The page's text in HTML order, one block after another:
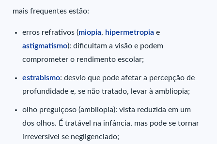
mais frequentes estão:
erros refrativos (miopia, hipermetropiae
astigmatismo): dificultam a visão e podem
comprometer o rendimento escolar;
estrabismo: desvio que pode afetar a percepção de
profundidade e, se não tratado, levar à ambliopia;
olho preguiçoso (ambliopia): vista reduzida em um
dos olhos. É tratável na infância, mas pode se tornar
irreversível se negligenciado;